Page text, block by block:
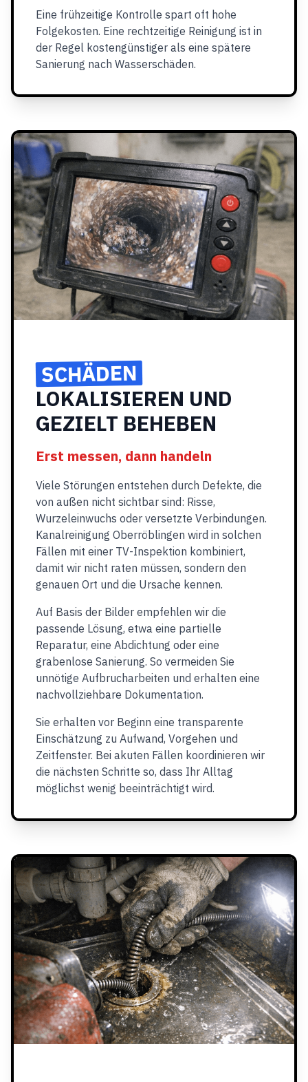
Eine frühzeitige Kontrolle spart oft hohe
Folgekosten. Eine rechtzeitige Reinigung ist in
der Regel kostengünstiger als eine spätere
Sanierung nach Wasserschäden.
SCHÄDEN
LOKALISIEREN UND
GEZIELT BEHEBEN
Erst messen, dann handeln
Viele Störungen entstehen durch Defekte, die
von außen nicht sichtbar sind: Risse,
Wurzeleinwuchs oder versetzte Verbindungen.
Kanalreinigung Oberröblingen wird in solchen
Fällen mit einer TV-Inspektion kombiniert,
damit wir nicht raten müssen, sondern den
genauen Ort und die Ursache kennen.
Auf Basis der Bilder empfehlen wir die
passende Lösung, etwa eine partielle
Reparatur, eine Abdichtung oder eine
grabenlose Sanierung. So vermeiden Sie
unnötige Aufbrucharbeiten und erhalten eine
nachvollziehbare Dokumentation.
Sie erhalten vor Beginn eine transparente
Einschätzung zu Aufwand, Vorgehen und
Zeitfenster. Bei akuten Fällen koordinieren wir
die nächsten Schritte so, dass Ihr Alltag
möglichst wenig beeinträchtigt wird.